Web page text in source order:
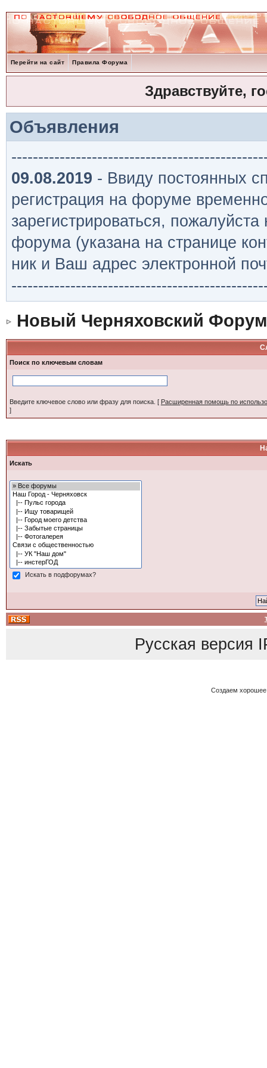
Перейти на сайт Правила Форума
Здравствуйте,
Объявления
09.08.2019 - Ввиду постоянных
регистрация на форуме
зарегистрироваться,
форума (указана на странице
ник и Ваш адрес электронной
Новый Черняховский Форум
Поиск по ключевым словам
Введите ключевое слово или фразу для поиска. [ Расширенная помощь по
]
Искать
Искать в подфорумах?
Русская версия
Создаем